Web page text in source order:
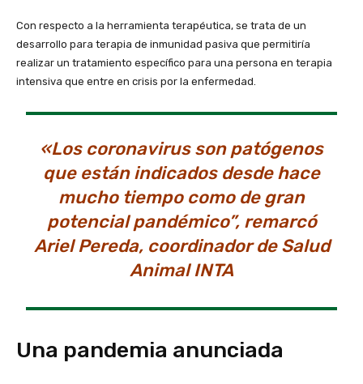
Con respecto a la herramienta terapéutica, se trata de un
desarrollo para terapia de inmunidad pasiva que permitiría
realizar un tratamiento específico para una persona en terapia
intensiva que entre en crisis por la enfermedad.
«Los coronavirus son patógenos
que están indicados desde hace
mucho tiempo como de gran
potencial pandémico”, remarcó
Ariel Pereda, coordinador de Salud
Animal INTA
Una pandemia anunciada